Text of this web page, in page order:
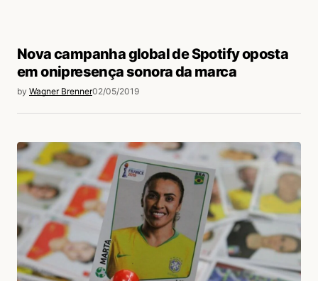
Nova campanha global de Spotify oposta
em onipresença sonora da marca
by Wagner Brenner02/05/2019